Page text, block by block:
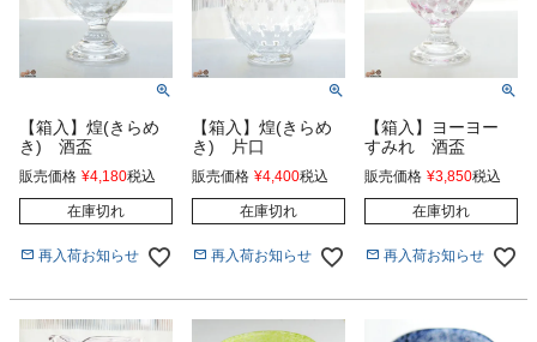
【箱入】煌(きらめ
き) 酒盃
販売価格 ¥4,180税込
在庫切れ
再入荷お知らせ
【箱入】煌(きらめ
き) 片口
販売価格 ¥4,400税込
在庫切れ
再入荷お知らせ
【箱入】ヨーヨー
すみれ 酒盃
販売価格 ¥3,850税込
在庫切れ
再入荷お知らせ